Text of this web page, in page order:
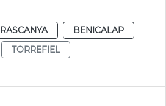
RASCANYA
BENICALAP
TORREFIEL